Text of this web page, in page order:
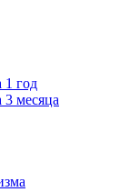
1 год
3 месяца